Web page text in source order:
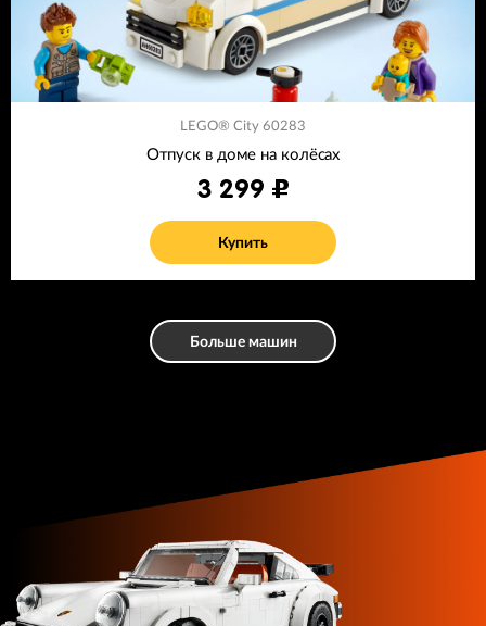
LEGO® City 60283
Отпуск в доме на колёсах
3 299
Купить
Больше машин